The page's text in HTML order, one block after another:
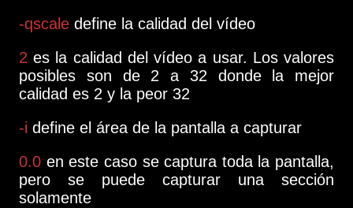
-qscale define la calidad del vídeo
2 es la calidad del vídeo a usar. Los valores
posibles son de 2 a 32 donde la mejor
calidad es 2 y la peor 32
-i define el área de la pantalla a capturar
0.0 en este caso se captura toda la pantalla,
pero se puede capturar una sección
solamente